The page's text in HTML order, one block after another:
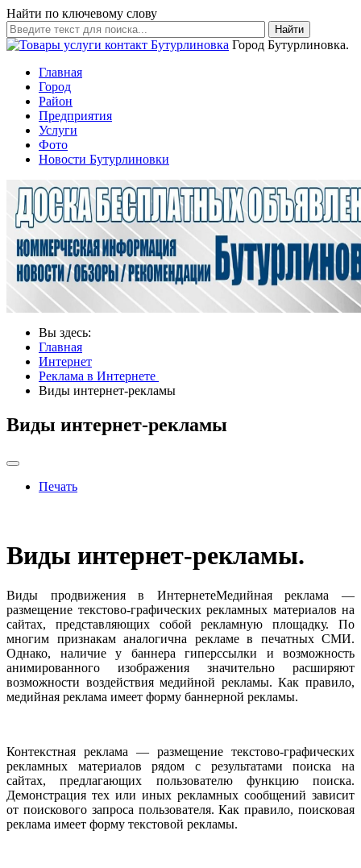
Найти по ключевому слову
Найти
Город Бутурлиновка.
Главная
Город
Район
Предприятия
Услуги
Фото
Новости Бутурлиновки
Вы здесь:
Главная
Интернет
Реклама в Интернете
Виды интернет-рекламы
Виды интернет-рекламы
Печать
Виды интернет-рекламы.
Виды продвижения в ИнтернетеМедийная реклама —
размещение текстово-графических рекламных материалов на
сайтах, представляющих собой рекламную площадку. По
многим признакам аналогична рекламе в печатных СМИ.
Однако, наличие у баннера гиперссылки и возможность
анимированного изображения значительно расширяют
возможности воздействия медийной рекламы. Как правило,
медийная реклама имеет форму баннерной рекламы.
Контекстная реклама — размещение текстово-графических
рекламных материалов рядом с результатами поиска на
сайтах, предлагающих пользователю функцию поиска.
Демонстрация тех или иных рекламных сообщений зависит
от поискового запроса пользователя. Как правило, поисковая
реклама имеет форму текстовой рекламы.